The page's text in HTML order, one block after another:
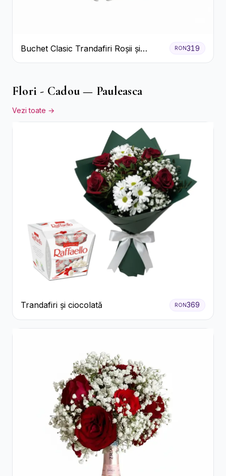
Buchet Clasic Trandafiri Roșii și
Eucalipt
RON319
Flori - Cadou — Pauleasca
Vezi toate →
Trandafiri și ciocolată RON369